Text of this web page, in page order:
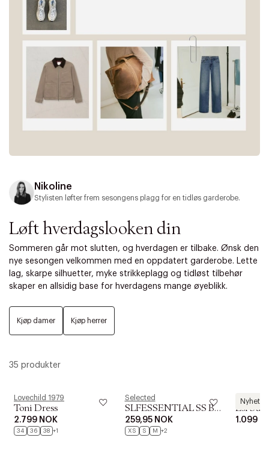
Nikoline
Stylisten løfter frem sesongens plagg for en tidløs garderobe.
Løft hverdagslooken din
Sommeren går mot slutten, og hverdagen er tilbake. Ønsk den
nye sesongen velkommen med en oppdatert garderobe. Lette
lag, skarpe silhuetter, myke strikkeplagg og tidløst tilbehør
skaper en allsidig base for hverdagens mange øyeblikk.
Kjøp damer Kjøp herrer
35 produkter
Lovechild 1979
Toni Dress
2.799 NOK
34 36 38 +1
Selected
SLFESSENTIAL SS BOXY TEE NOOS
259,95 NOK
XS S M +2
Nyhet
Magasin
1.099